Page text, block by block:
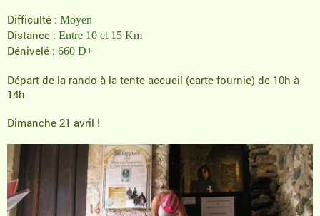
Difficulté : Moyen
Distance : Entre 10 et 15 Km
Dénivelé : 660 D+
Départ de la rando à la tente accueil (carte fournie) de 10h à
14h
Dimanche 21 avril !